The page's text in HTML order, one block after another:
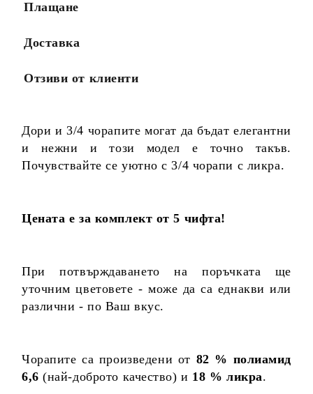
Плащане
Доставка
Отзиви от клиенти
Дори и 3/4 чорапите могат да бъдат елегантни
и нежни и този модел е точно такъв.
Почувствайте се уютно с 3/4 чорапи с ликра.
Цената е за комплект от 5 чифта!
При потвърждаването на поръчката ще
уточним цветовете - може да са еднакви или
различни - по Ваш вкус.
Чорапите са произведени от 82 % полиамид
6,6 (най-доброто качество) и 18 % ликра.